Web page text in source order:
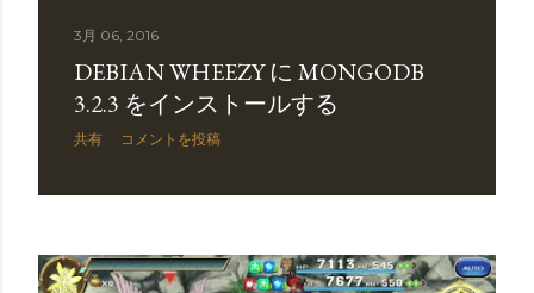
3月 06, 2016
DEBIAN WHEEZY に MONGODB
3.2.3 をインストールする
共有 コメントを投稿